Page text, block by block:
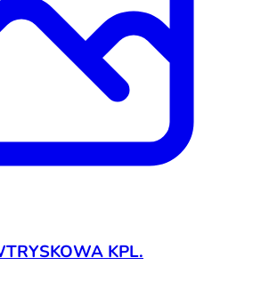
KPL.